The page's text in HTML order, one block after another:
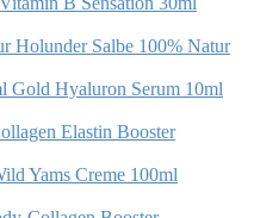
Holunder Salbe 100% Natur
Gold Hyaluron Serum 10ml
Elastin Booster
Yams Creme 100ml